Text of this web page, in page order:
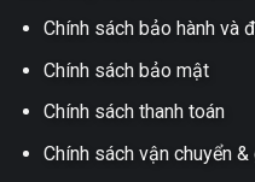
Chính sách bảo hành và
Chính sách bảo mật
Chính sách thanh toán
Chính sách vận chuyển